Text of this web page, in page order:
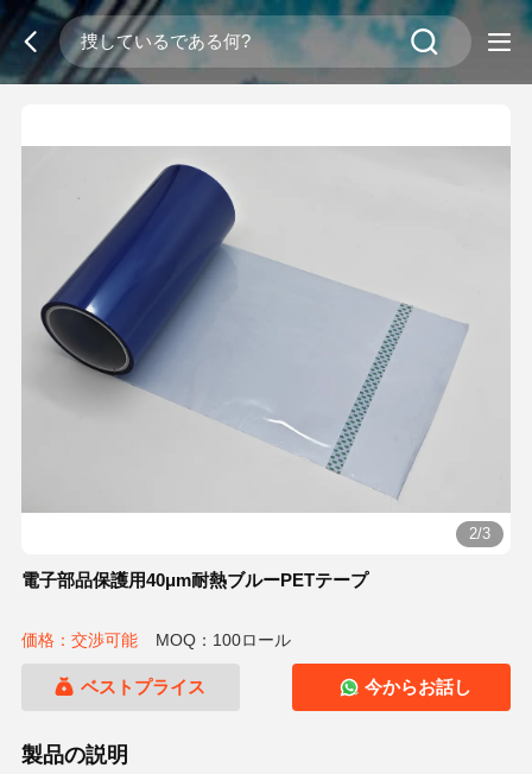
2/3
電子部品保護用40μm耐熱ブルーPETテープ
価格：交渉可能 MOQ：100ロール
ベストプライス 今からお話し
製品の説明